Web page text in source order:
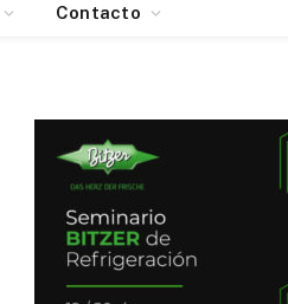
Contacto